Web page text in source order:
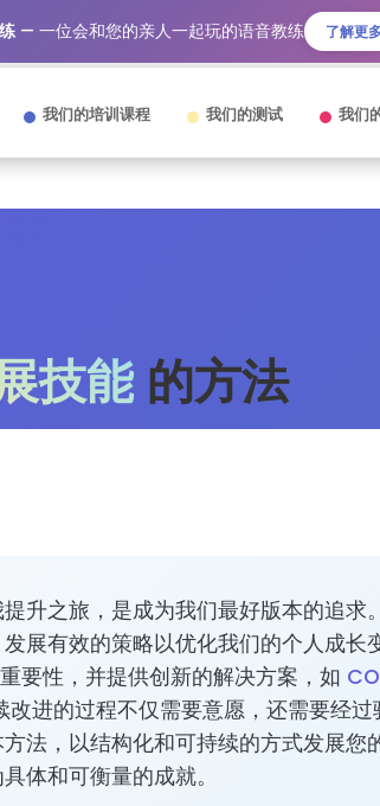
— 一位会和您的亲人一起玩的语音教练 了解更
我们的培训课程 我们的测试 我们
技能 的方法
升之旅，是成为我们最好版本的追求
展有效的策略以优化我们的个人成长
要性，并提供创新的解决方案，如
进的过程不仅需要意愿，还需要经
法，以结构化和可持续的方式发展您
体和可衡量的成就。